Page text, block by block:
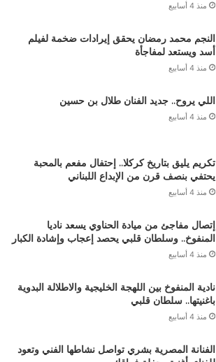
منذ 4 أسابيع
النجم محمد رمضان يحقق إيرادات ضخمة لفيلم
أسد ويستعد لمفاجأة
منذ 4 أسابيع
اللي يروح.. جديد الفنان طلال بن حسين
منذ 4 أسابيع
تكريم يليق بتاريخ كركلا.. إحتفال مفعم بالمحبة
يحتفي بنصف قرن من الإبداع اللبناني
منذ 4 أسابيع
إتصال مفاجئ من ميادة الحناوي يسعد ناديا
المنفوخ.. وسلطان قلبي يحصد إعجاب وإشادة الكبار
منذ 4 أسابيع
نادية المنفوخ بين اللهجة الخليجية والاطلالة البدوية
باغنيتها.. سلطان قلبي
منذ 4 أسابيع
الفنانة المصرية بشري تواصل نشاطها الفني وتعود